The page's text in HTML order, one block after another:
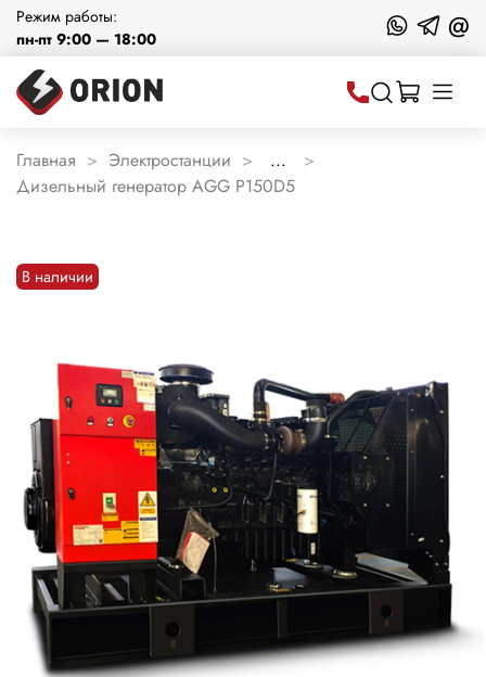
Режим работы:
пн-пт 9:00 — 18:00
@
Главная Электростанции
...
Дизельный генератор AGG P150D5
В наличии